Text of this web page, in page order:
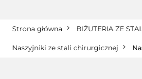
Strona główna BIŻUTERIA ZE
Naszyjniki ze stali chirurgicznej